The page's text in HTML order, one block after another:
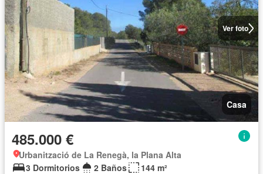
Ver foto
Casa
485.000 €
Urbanització de La Renegà, la Plana Alta
3 Dormitorios
2 Baños 144 m²